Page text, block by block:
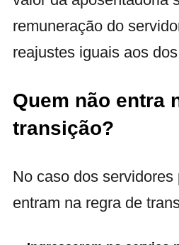
remuneração do
reajustes iguais aos
Quem não entra
transição?
No caso dos servidores
entram na regra de